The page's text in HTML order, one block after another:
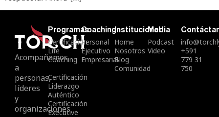
Acompañamos
a
personas,
líderes
y
organizaciones
Programas
Certificación
Life
Coaching
Certificación
Liderazgo
Auténtico
Certificación
Executive
Coaching
Personal
Ejecutivo
Empresarial
Institucional
Home
Nosotros
Blog
Comunidad
Media
Podcast
Video
+591
779 31
750